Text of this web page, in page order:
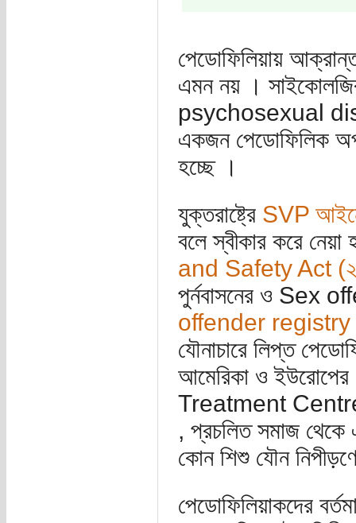
পেডোফিলিয়ায়
এমন নয় ।
psychosexual
একজন পেডোফিলিক
হচ্ছে ।
যুক্তরাষ্ট্রে SVP
বলে স্বীকার করে
and Safety Act
পুর্নবাসনের ও Sex
offender registry
যৌনাচারে লিপ্ত
আমেরিকা ও
Treatment Centre)
, প্রচলিত সমাজ থেকে
কোন শিশু যৌন
পেডোফিলিয়াকদের